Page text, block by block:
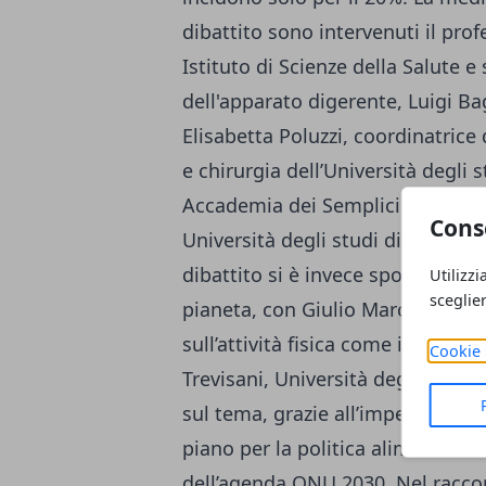
Cookie
dibattito sono intervenuti il
Istituto di Scienze della Salute
dell'apparato digerente, Luigi
Elisabetta Poluzzi,
e chirurgia dell’Università degli
Accademia dei Semplici.
Università degli studi di
dibattito si è invece spostato
pianeta, con Giulio Marchesini,
sull’attività fisica come
Trevisani, Università degli studi
sul tema, grazie all’impegno
piano per la politica alimentare